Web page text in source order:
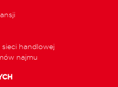
handlowej
najmu